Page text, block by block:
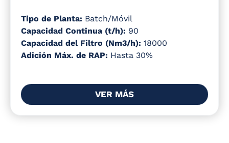
Tipo de Planta: Batch/Móvil
Capacidad Continua (t/h): 90
Capacidad del Filtro (Nm3/h): 18000
Adición Máx. de RAP: Hasta 30%
VER MÁS